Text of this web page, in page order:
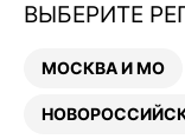
ВЫБЕРИТЕ
МОСКВА И МО